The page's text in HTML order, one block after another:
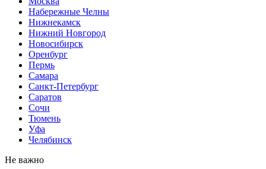
Набережные Челны
Нижнекамск
Нижний Новгород
Новосибирск
Оренбург
Пермь
Самара
Санкт-Петербург
Саратов
Сочи
Тюмень
Уфа
Челябинск
Не важно